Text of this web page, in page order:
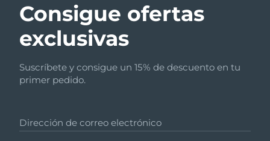
Consigue ofertas
exclusivas
Suscríbete y consigue un 15% de descuento en tu
primer pedido.
Dirección de correo electrónico